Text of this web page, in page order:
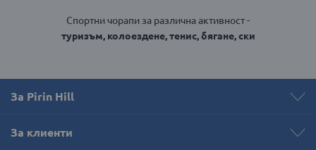
Спортни чорапи за различна активност -
туризъм, колоездене, тенис, бягане, ски
За Pirin Hill
За клиенти